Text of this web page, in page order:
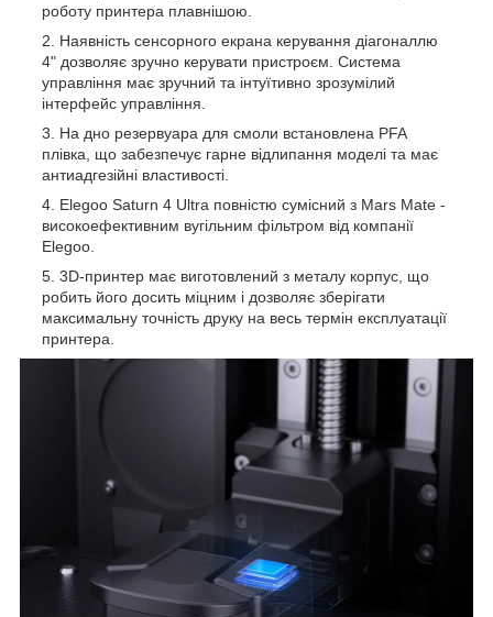
роботу принтера плавнішою.
Наявність сенсорного екрана керування діагоналлю
4" дозволяє зручно керувати пристроєм. Система
управління має зручний та інтуїтивно зрозумілий
інтерфейс управління.
На дно резервуара для смоли встановлена ​​PFA
плівка, що забезпечує гарне відлипання моделі та має
антиадгезійні властивості.
Elegoo Saturn 4 Ultra повністю сумісний з Mars Mate -
високоефективним вугільним фільтром від компанії
Elegoo.
3D-принтер має виготовлений з металу корпус, що
робить його досить міцним і дозволяє зберігати
максимальну точність друку на весь термін експлуатації
принтера.